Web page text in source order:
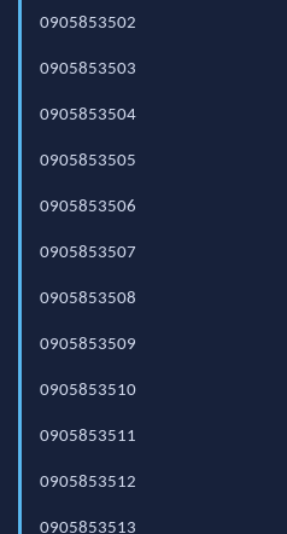
0905853502
0905853503
0905853504
0905853505
0905853506
0905853507
0905853508
0905853509
0905853510
0905853511
0905853512
0905853513